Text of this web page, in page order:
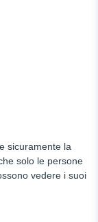
sicuramente la
solo le persone
vedere i suoi